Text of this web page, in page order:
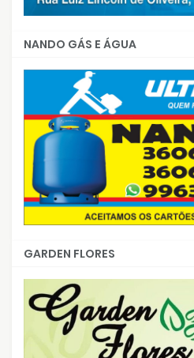
NANDO GÁS E ÁGUA
GARDEN FLORES